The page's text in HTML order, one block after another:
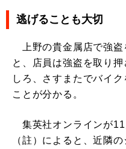
逃げることも大切
上野の貴金属店で強盗
と、店員は強盗を取り
しろ、さすまたでバイ
ことが分かる。
集英社オンラインが
（註）によると、近隣